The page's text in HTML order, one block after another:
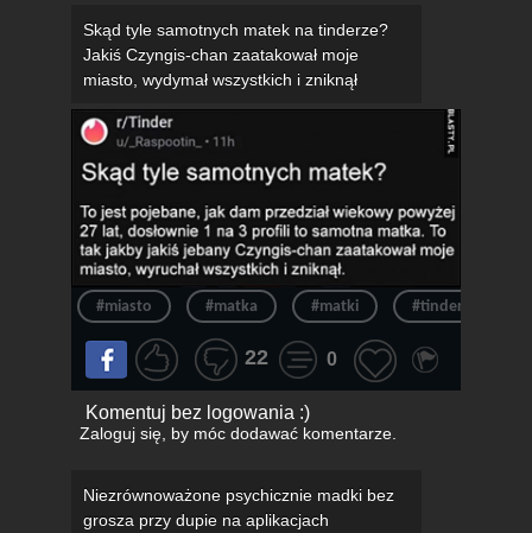
Skąd tyle samotnych matek na tinderze?
Jakiś Czyngis-chan zaatakował moje
miasto, wydymał wszystkich i zniknął
#miasto #matka #matki #tinder
22 0
Komentuj bez logowania :)
Zaloguj się, by móc dodawać komentarze.
Niezrównoważone psychicznie madki bez
grosza przy dupie na aplikacjach